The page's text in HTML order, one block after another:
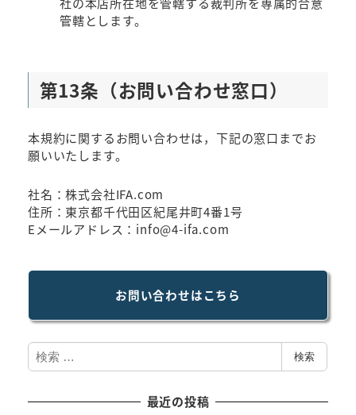
管轄とします。
第13条（お問い合わせ窓口）
本規約に関するお問い合わせは，下記の窓口までお
願いいたします。
社名：株式会社IFA.com
住所：東京都千代田区紀尾井町4番1号
Eメールアドレス：info@4-ifa.com
お問い合わせはこちら
検
索
検索
最近の投稿